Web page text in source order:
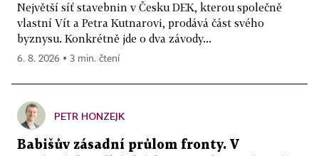
Největší síť stavebnin v Česku DEK, kterou společně
vlastní Vít a Petra Kutnarovi, prodává část svého
byznysu. Konkrétně jde o dva závody...
6. 8. 2026 ▪ 3 min. čtení
PETR HONZEJK
Babišův zásadní průlom fronty. V